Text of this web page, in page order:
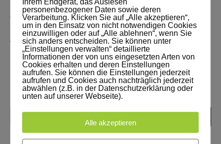
Form einer ABC- Liste sein, du kannst den Tagesplaner nutzen oder
einfach ein kleines Heft. Mach das mindestens 14 Tage lang.
2. Falls du noch kein Ticket hast: Besorg dir eines und erzähle es
weiter, besser noch- schicke den Link weiter:
>>Ticket zum Learn2learn-Online-Kongress<<
personenbezogener Daten sowie deren
Verarbeitung. Klicken Sie auf „Alle akzeptieren“,
um in den Einsatz von nicht notwendigen Cookies
einzuwilligen oder auf „Alle ablehnen“, wenn Sie
sich anders entscheiden. Sie können unter
„Einstellungen verwalten“ detaillierte
Informationen der von uns eingesetzten Arten von
Cookies erhalten und deren Einstellungen
aufrufen. Sie können die Einstellungen jederzeit
aufrufen und Cookies auch nachträglich jederzeit
abwählen (z.B. in der Datenschutzerklärung oder
unten auf unserer Webseite).
Alle akzeptieren